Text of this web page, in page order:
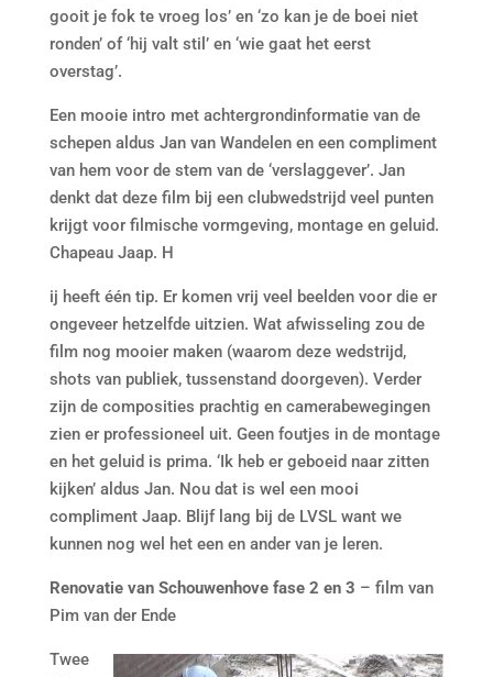
gooit je fok te vroeg los’ en ‘zo kan je de boei niet
ronden’ of ‘hij valt stil’ en ‘wie gaat het eerst
overstag’.
Een mooie intro met achtergrondinformatie van de
schepen aldus Jan van Wandelen en een compliment
van hem voor de stem van de ‘verslaggever’. Jan
denkt dat deze film bij een clubwedstrijd veel punten
krijgt voor filmische vormgeving, montage en geluid.
Chapeau Jaap. H
ij heeft één tip. Er komen vrij veel beelden voor die er
ongeveer hetzelfde uitzien. Wat afwisseling zou de
film nog mooier maken (waarom deze wedstrijd,
shots van publiek, tussenstand doorgeven). Verder
zijn de composities prachtig en camerabewegingen
zien er professioneel uit. Geen foutjes in de montage
en het geluid is prima. ‘Ik heb er geboeid naar zitten
kijken’ aldus Jan. Nou dat is wel een mooi
compliment Jaap. Blijf lang bij de LVSL want we
kunnen nog wel het een en ander van je leren.
Renovatie van Schouwenhove fase 2 en 3 – film van
Pim van der Ende
Twee